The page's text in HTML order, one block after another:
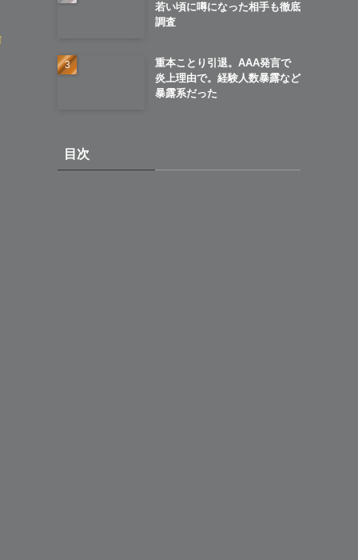
若い頃に噂になった相手も徹底
調査
重本ことり引退。AAA発言で
炎上理由で。経験人数暴露など
暴露系だった
目次